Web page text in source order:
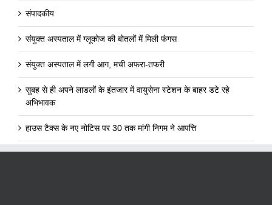
संपादकीय
संयुक्त अस्पताल में ग्लूकोज की बोतलों में मिली फंगस
संयुक्त अस्पताल में लगी आग, मची अफरा-तफरी
सुबह से ही अपने लाडलों के इंतजार में वायुसेना स्टेशन के बाहर डटे रहे
अभिभावक
हाउस टैक्स के नए नोटिस पर 30 तक मांगी निगम ने आपत्ति